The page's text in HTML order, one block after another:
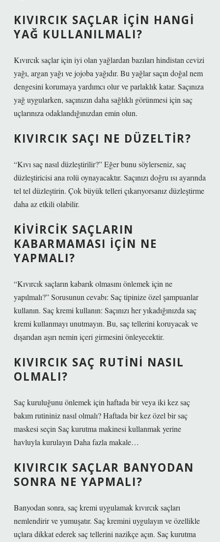
KIVIRCIK SAÇLAR IÇIN HANGI
YAĞ KULLANILMALI?
Kıvırcık saçlar için iyi olan yağlardan bazıları hindistan cevizi
yağı, argan yağı ve jojoba yağıdır. Bu yağlar saçın doğal nem
dengesini korumaya yardımcı olur ve parlaklık katar. Saçınıza
yağ uygularken, saçınızın daha sağlıklı görünmesi için saç
uçlarınıza odaklandığınızdan emin olun.
KIVIRCIK SAÇI NE DÜZELTIR?
“Kıvı saç nasıl düzleştirilir?” Eğer bunu söylerseniz, saç
düzleştiricisi ana rolü oynayacaktır. Saçınızı doğru ısı ayarında
tel tel düzleştirin. Çok büyük telleri çıkarıyorsanız düzleştirme
daha az etkili olabilir.
KIVIRCIK SAÇLARIN
KABARMAMASI IÇIN NE
YAPMALI?
“Kıvırcık saçların kabarık olmasını önlemek için ne
yapılmalı?” Sorusunun cevabı: Saç tipinize özel şampuanlar
kullanın. Saç kremi kullanın: Saçınızı her yıkadığınızda saç
kremi kullanmayı unutmayın. Bu, saç tellerini koruyacak ve
dışarıdan aşırı nemin içeri girmesini önleyecektir.
KIVIRCIK SAÇ RUTINI NASIL
OLMALI?
Saç kuruluğunu önlemek için haftada bir veya iki kez saç
bakım rutininiz nasıl olmalı? Haftada bir kez özel bir saç
maskesi seçin Saç kurutma makinesi kullanmak yerine
havluyla kurulayın Daha fazla makale…
KIVIRCIK SAÇLAR BANYODAN
SONRA NE YAPMALI?
Banyodan sonra, saç kremi uygulamak kıvırcık saçları
nemlendirir ve yumuşatır. Saç kremini uygulayın ve özellikle
uçlara dikkat ederek saç tellerini nazikçe açın. Saç kurutma